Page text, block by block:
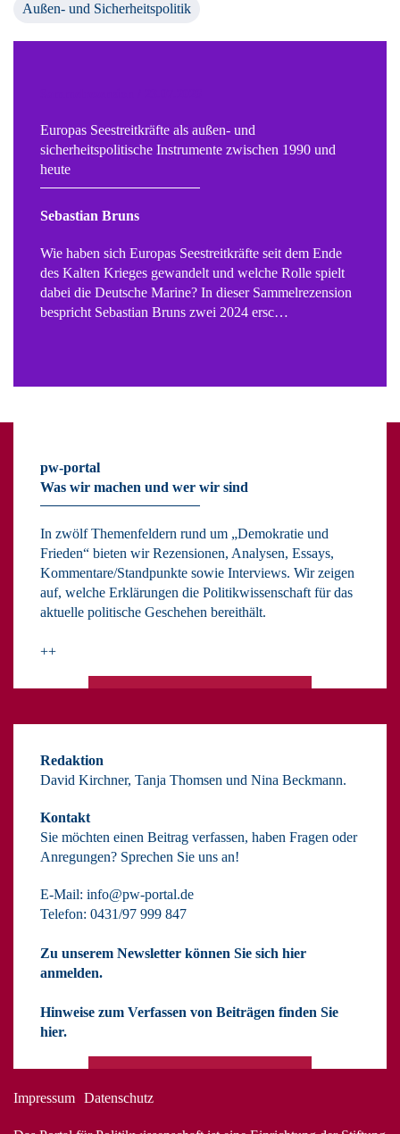
Außen- und Sicherheitspolitik
Europas Seestreitkräfte als außen- und
sicherheitspolitische Instrumente zwischen 1990 und
heute
Sebastian Bruns
Wie haben sich Europas Seestreitkräfte seit dem Ende
des Kalten Krieges gewandelt und welche Rolle spielt
dabei die Deutsche Marine? In dieser Sammelrezension
bespricht Sebastian Bruns zwei 2024 ersc…
pw-portal
Was wir machen und wer wir sind
In zwölf Themenfeldern rund um „Demokratie und
Frieden“ bieten wir Rezensionen, Analysen, Essays,
Kommentare/Standpunkte sowie Interviews. Wir zeigen
auf, welche Erklärungen die Politikwissenschaft für das
aktuelle politische Geschehen bereithält.
++
Redaktion
David Kirchner, Tanja Thomsen und Nina Beckmann.
Kontakt
Sie möchten einen Beitrag verfassen, haben Fragen oder
Anregungen? Sprechen Sie uns an!
E-Mail: info@pw-portal.de
Telefon: 0431/97 999 847
Zu unserem Newsletter können Sie sich hier
anmelden.
Hinweise zum Verfassen von Beiträgen finden Sie
hier.
Impressum Datenschutz